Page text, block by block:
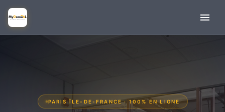
PARIS ÎLE-DE-FRANCE · 100% EN LIGNE